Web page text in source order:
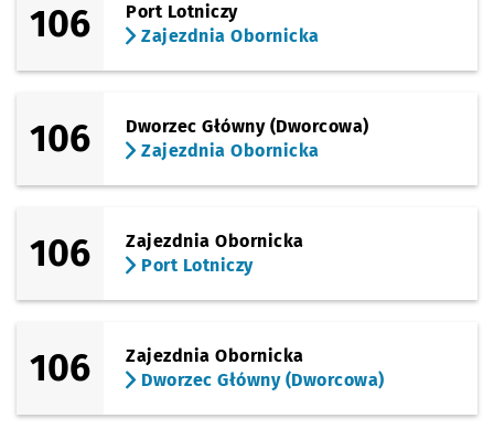
106
Port Lotniczy
Zajezdnia Obornicka
106
Dworzec Główny (Dworcowa)
Zajezdnia Obornicka
106
Zajezdnia Obornicka
Port Lotniczy
106
Zajezdnia Obornicka
Dworzec Główny (Dworcowa)